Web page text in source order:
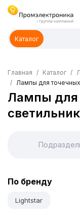
Каталог
Главная Каталог
Лампы для точечных
Лампы для
По бренду
Lightstar